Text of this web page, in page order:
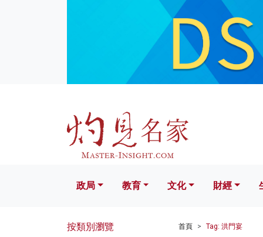
文化 財經 生活
政局 教育 文化 財經
首頁 Tag: 洪門宴
按類別瀏覽